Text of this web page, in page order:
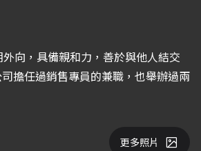
向，具備親和力，善於與他人結交
擔任過銷售專員的兼職，也舉辦過兩
更多照片